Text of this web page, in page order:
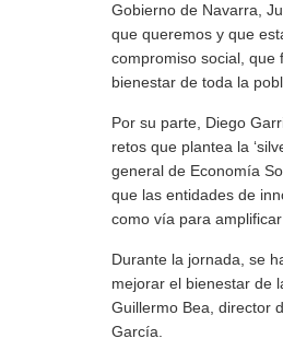
Gobierno de Navarra,
que queremos y que
compromiso social, que
bienestar de toda la
Por su parte, Diego
retos que plantea la
general de Economía
que las entidades de
como vía para
Durante la jornada, se
mejorar el bienestar de
Guillermo Bea, director
García.